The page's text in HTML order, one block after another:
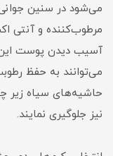
می‌شود در سنین
مرطوب‌کننده و آنتی
آسیب دیدن پوست این
می‌توانند به حفظ
نیز جلوگیری نمایند.